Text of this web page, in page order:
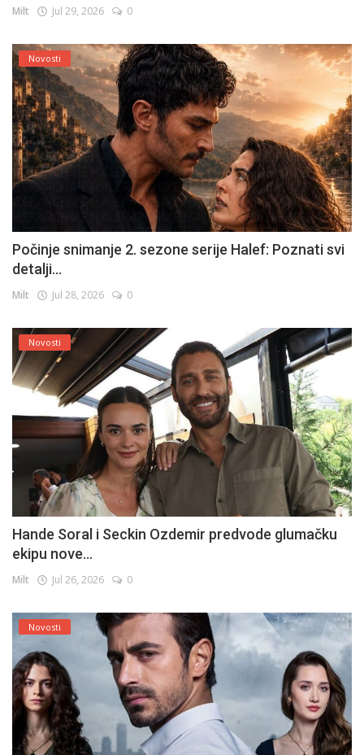
Milt Jul 29, 2026 0
Novosti
Počinje snimanje 2. sezone serije Halef: Poznati svi
detalji...
Milt Jul 28, 2026 0
Novosti
Hande Soral i Seckin Ozdemir predvode glumačku
ekipu nove...
Milt Jul 26, 2026 0
Novosti